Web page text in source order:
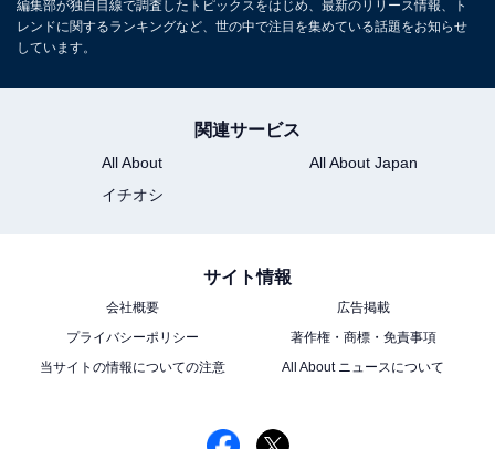
編集部が独自目線で調査したトピックスをはじめ、最新のリリース情報、ト
レンドに関するランキングなど、世の中で注目を集めている話題をお知らせ
しています。
関連サービス
All About
All About Japan
イチオシ
サイト情報
会社概要
広告掲載
プライバシーポリシー
著作権・商標・免責事項
当サイトの情報についての注意
All About ニュースについて